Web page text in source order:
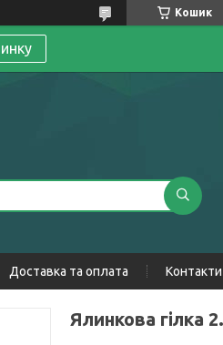
Кошик
Доставка та оплата Контакти
Ялинкова гілка